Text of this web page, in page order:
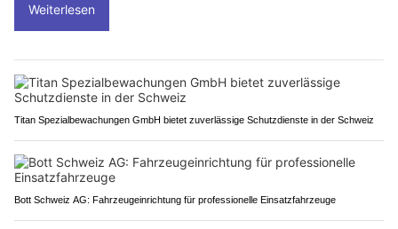
Weiterlesen
Titan Spezialbewachungen GmbH bietet zuverlässige Schutzdienste in der Schweiz
Bott Schweiz AG: Fahrzeugeinrichtung für professionelle Einsatzfahrzeuge